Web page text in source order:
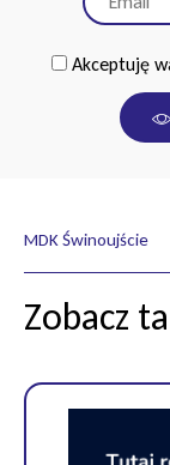
Akceptuję
MDK Świnoujście
Zobacz